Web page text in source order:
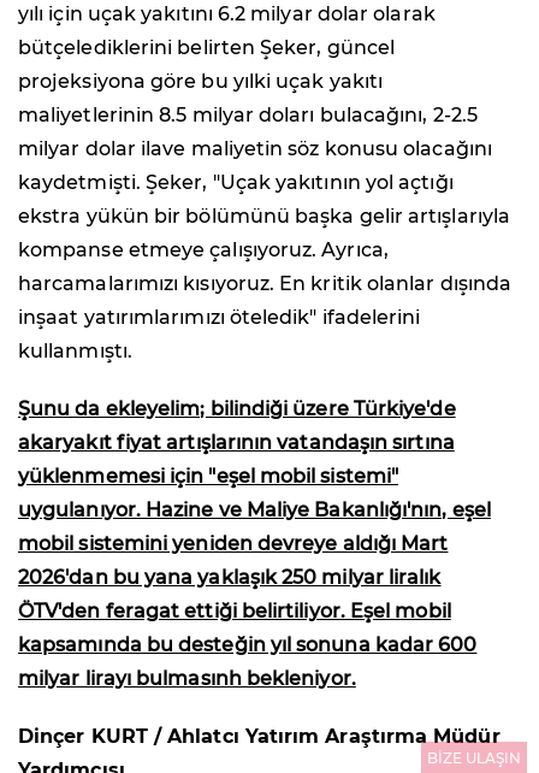
yılı için uçak yakıtını 6.2 milyar dolar olarak
bütçelediklerini belirten Şeker, güncel
projeksiyona göre bu yılki uçak yakıtı
maliyetlerinin 8.5 milyar doları bulacağını, 2-2.5
milyar dolar ilave maliyetin söz konusu olacağını
kaydetmişti. Şeker, "Uçak yakıtının yol açtığı
ekstra yükün bir bölümünü başka gelir artışlarıyla
kompanse etmeye çalışıyoruz. Ayrıca,
harcamalarımızı kısıyoruz. En kritik olanlar dışında
inşaat yatırımlarımızı öteledik" ifadelerini
kullanmıştı.
Şunu da ekleyelim; bilindiği üzere Türkiye'de
akaryakıt fiyat artışlarının vatandaşın sırtına
yüklenmemesi için "eşel mobil sistemi"
uygulanıyor. Hazine ve Maliye Bakanlığı'nın, eşel
mobil sistemini yeniden devreye aldığı Mart
2026'dan bu yana yaklaşık 250 milyar liralık
ÖTV'den feragat ettiği belirtiliyor. Eşel mobil
kapsamında bu desteğin yıl sonuna kadar 600
milyar lirayı bulmasınh bekleniyor.
Dinçer KURT / Ahlatcı Yatırım Araştırma Müdür
BİZE ULAŞIN